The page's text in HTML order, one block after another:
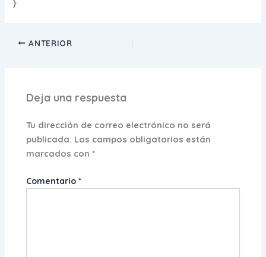
}
ANTERIOR
Deja una respuesta
Tu dirección de correo electrónico no será
publicada. Los campos obligatorios están
marcados con*
Comentario*